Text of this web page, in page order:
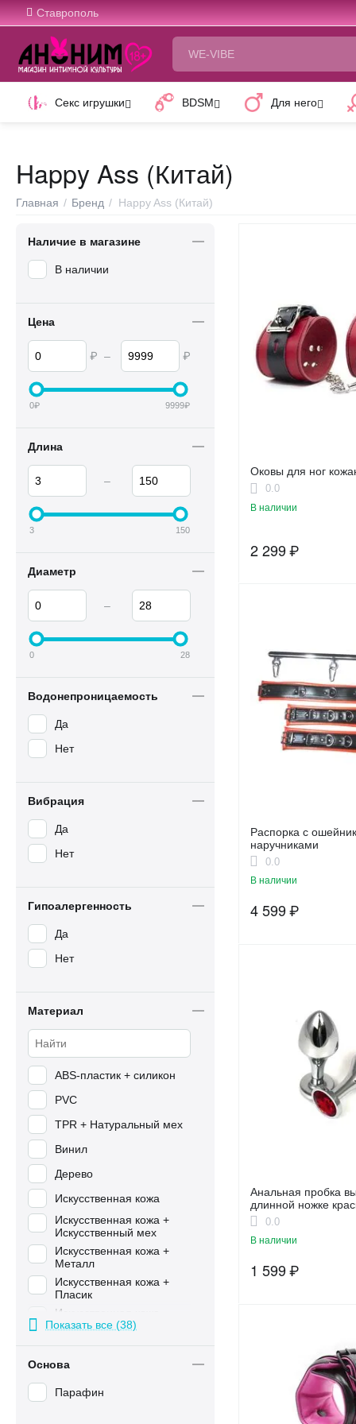
Ставрополь
Секс игрушки BDSM Для него
Happy Ass (Китай)
Главная / Бренд / Happy Ass (Китай)
Оковы для ног
0.0
В наличии
2 299₽
Распорка с
наручниками
0.0
В наличии
4 599₽
Анальная пробка
длинной ножке
3.5см
0.0
В наличии
1 599₽
Наличие в магазине
В наличии
Цена
₽ – ₽
0₽ 9999₽
Длина
–
3 150
Диаметр
–
0 28
Водонепроницаемость
Да
Нет
Вибрация
Да
Нет
Гипоалергенность
Да
Нет
Материал
ABS-пластик + силикон
PVC
TPR + Натуральный мех
Винил
Дерево
Искусственная кожа
Искусственная кожа +
Искусственный мех
Искусственная кожа +
Металл
Искусственная кожа +
Пласик
Искусственная кожа,
силикон, метал
Латекс
Медицинский силикон
Показать все (38)
Основа
Парафин